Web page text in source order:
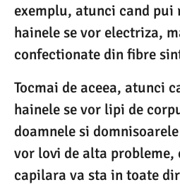
exemplu, atunci cand pui
hainele se vor electriza,
confectionate din fibre
Tocmai de aceea, atunci
hainele se vor lipi de
doamnele si
vor lovi de alta probleme,
capilara va sta in toate